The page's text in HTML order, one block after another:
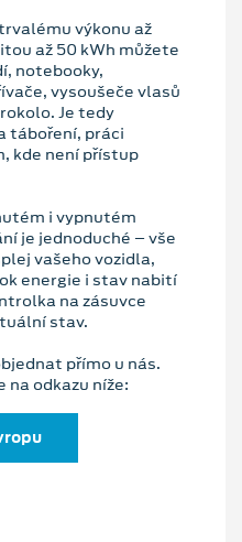
výkonu až
až 50 kWh můžete
notebooky,
vysoušeče vlasů
Je tedy
táboření, práci
kde není přístup
i vypnutém
je jednoduché – vše
vašeho vozidla,
energie i stav nabití
na zásuvce
stav.
přímo u nás.
odkazu níže: